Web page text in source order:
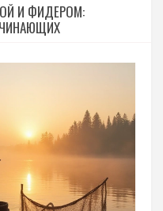
И ФИДЕРОМ: